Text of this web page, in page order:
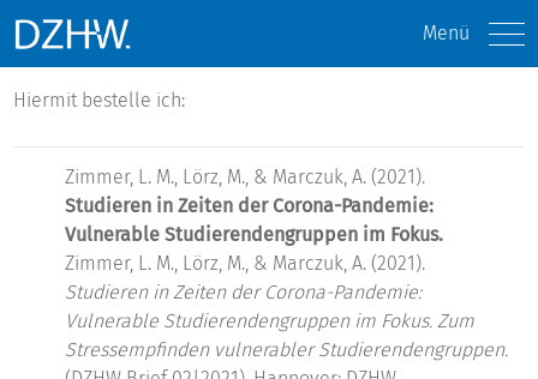
Menü
Hiermit bestelle ich:
Zimmer, L. M., Lörz, M., & Marczuk, A. (2021).
Studieren in Zeiten der Corona-Pandemie:
Vulnerable Studierendengruppen im Fokus.
Zimmer, L. M., Lörz, M., & Marczuk, A. (2021).
Studieren in Zeiten der Corona-Pandemie:
Vulnerable Studierendengruppen im Fokus. Zum
Stressempfinden vulnerabler Studierendengruppen.